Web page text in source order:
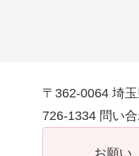
〒362-0064 埼
726-1334 問い
お願い